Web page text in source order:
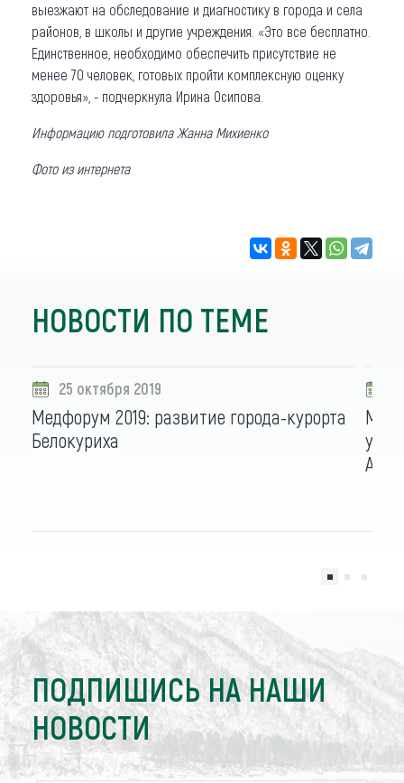
выезжают на обследование и диагностику в города и села
районов, в школы и другие учреждения. «Это все бесплатно.
Единственное, необходимо обеспечить присутствие не
менее 70 человек, готовых пройти комплексную оценку
здоровья», - подчеркнула Ирина Осипова.
Информацию подготовила Жанна Михиенко
Фото из интернета
НОВОСТИ ПО ТЕМЕ
25 октября 2019
Медфорум 2019: развитие города-курорта
Белокуриха
ПОДПИШИСЬ НА НАШИ
НОВОСТИ